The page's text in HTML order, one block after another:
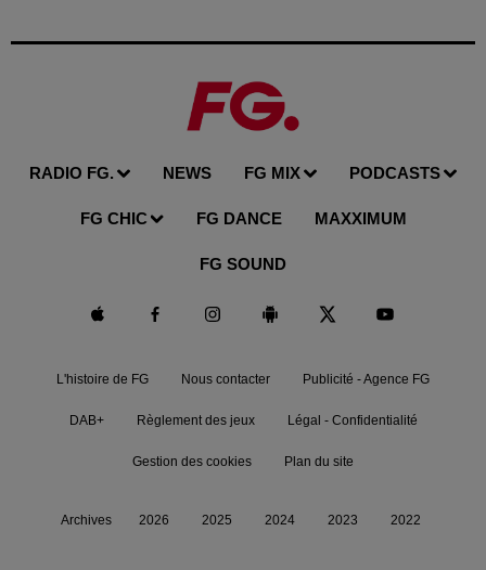
RADIO FG. NEWS FG MIX PODCASTS
FG CHIC FG DANCE MAXXIMUM
FG SOUND
L'histoire de FG Nous contacter Publicité - Agence FG
DAB+ Règlement des jeux Légal - Confidentialité
Gestion des cookies Plan du site
Archives 2026 2025 2024 2023 2022